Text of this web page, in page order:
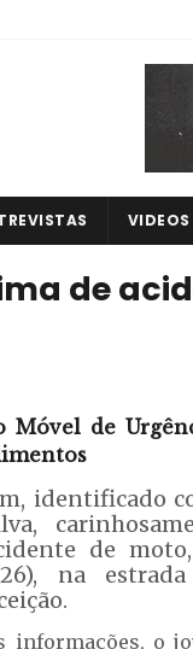
VIDEOS
de
Móvel de
identificado
de
na
informações, o